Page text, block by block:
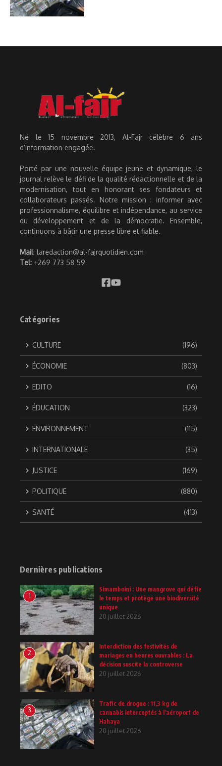
Né le 15 novembre 2013, Al-Fajr célèbre 6 ans
d’information engagée.
Porté par une nouvelle équipe jeune et dynamique, le
journal relève le défi de la qualité rédactionnelle et de la
modernisation, tout en honorant ses fondateurs et
collaborateurs passés. Notre mission : informer avec
professionnalisme, équilibre et indépendance, au service
du développement et de la démocratie. Ensemble,
continuons à bâtir une presse libre et fiable.
Mail: laredaction@al-fajrquotidien.com
Tel: +269 773 58 59
Catégories
CULTURE (196)
ÉCONOMIE (803)
EDITO (16)
ÉDUCATION (323)
ENVIRONNEMENT (115)
INTERNATIONALE (35)
JUSTICE (169)
POLITIQUE (880)
SANTÉ (413)
Dernières publications
1
Simamboini : Une mangrove qui défie
le temps et protège une biodiversité
unique
20 juillet 2026
2
Interdiction des festivités de
mariages en heures ouvrables : La
décision suscite la controverse
20 juillet 2026
3
Trafic de drogue : 11,3 kg de
cannabis interceptés à l’aéroport de
Hahaya
20 juillet 2026